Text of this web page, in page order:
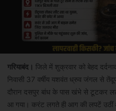
गरियाबंद। जिले में शुक्रवार को बेहद
निवासी 37 वर्षीय यशवंत ध्रुव जंगल से
दौरान दसपुर बांध के पास खंभे से टूटकर
आ गया। करंट लगते ही आग की लपटें